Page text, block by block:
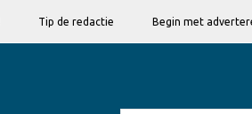
Tip de redactie Begin met